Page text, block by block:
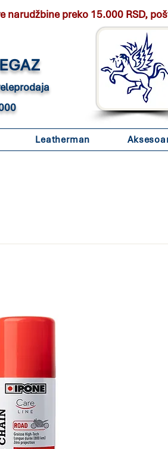
narudžbine preko 15.000 RSD,
Leatherman